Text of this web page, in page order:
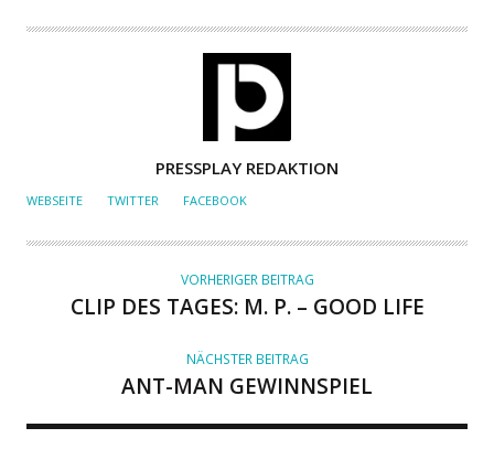
U
O
PRESSPLAY REDAKTION
WEBSEITE TWITTER FACEBOOK
VORHERIGER BEITRAG
CLIP DES TAGES: M. P. – GOOD LIFE
NÄCHSTER BEITRAG
ANT-MAN GEWINNSPIEL